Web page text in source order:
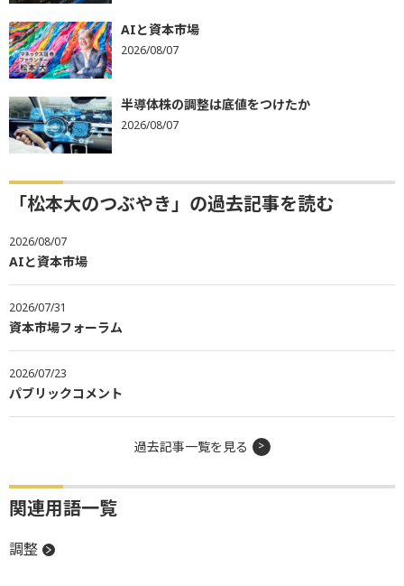
AIと資本市場
2026/08/07
半導体株の調整は底値をつけたか
2026/08/07
「松本大のつぶやき」の過去記事を読む
2026/08/07
AIと資本市場
2026/07/31
資本市場フォーラム
2026/07/23
パブリックコメント
過去記事一覧を見る
関連用語一覧
調整